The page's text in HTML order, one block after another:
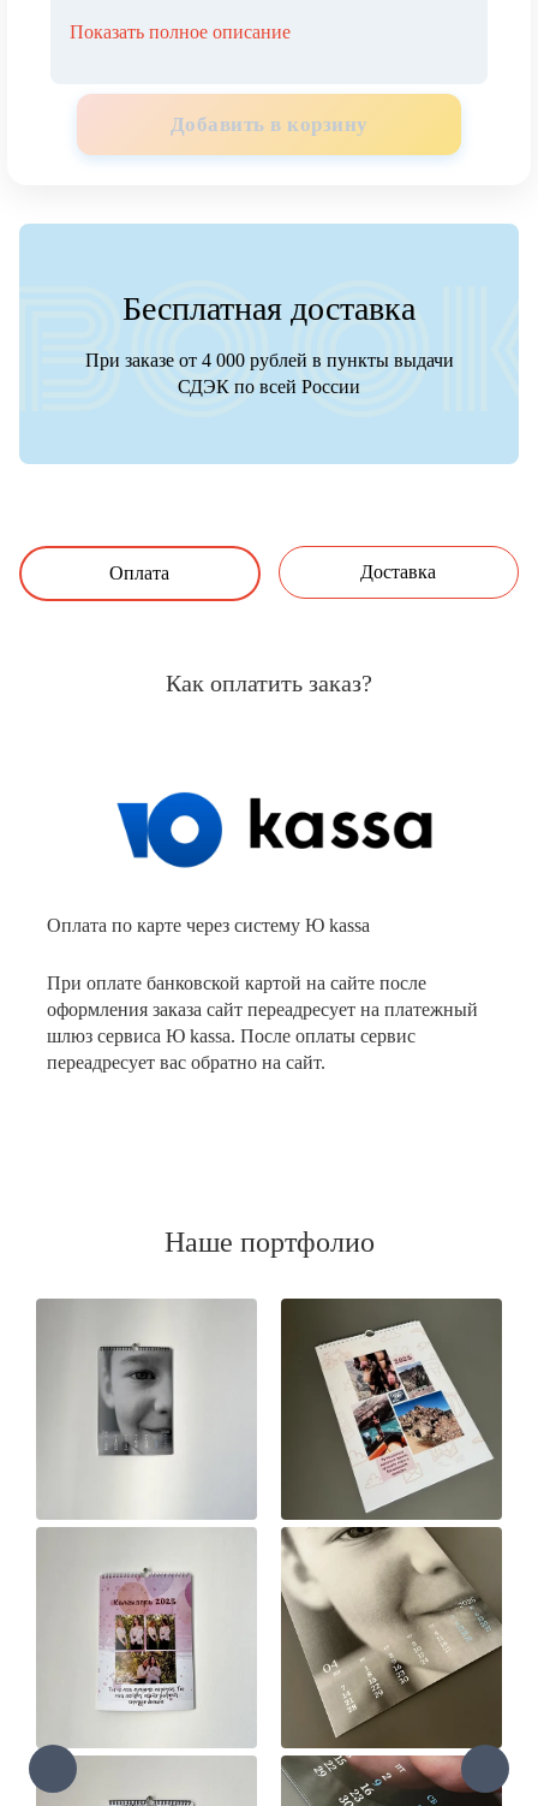
Показать полное описание
Добавить в корзину
Бесплатная доставка
При заказе от 4 000 рублей в пункты выдачи
СДЭК по всей России
Оплата Доставка
Как оплатить заказ?
Оплата по карте через систему Ю kassa
При оплате банковской картой на сайте после
оформления заказа сайт переадресует на платежный
шлюз сервиса Ю kassa. После оплаты сервис
переадресует вас обратно на сайт.
Наше портфолио